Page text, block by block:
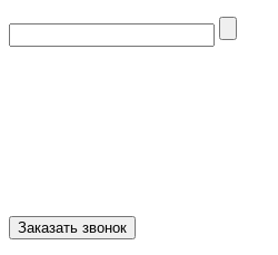
Заказать звонок